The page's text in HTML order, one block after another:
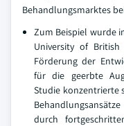
Behandlungsmarktes
Zum Beispiel wurde
University of
Förderung der
für die geerbte
Studie konzentrierte
durch